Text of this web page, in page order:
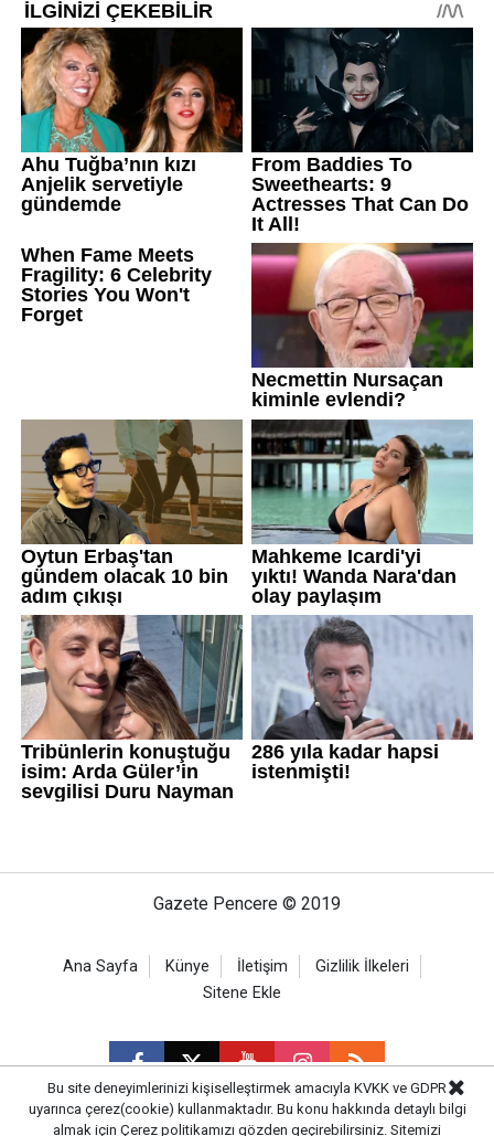
Gazete Pencere © 2019
Ana Sayfa Künye İletişim
Gizlilik İlkeleri
Sitene Ekle
Bu site deneyimlerinizi kişiselleştirmek amacıyla KVKK ve GDPR
uyarınca çerez(cookie) kullanmaktadır. Bu konu hakkında detaylı bilgi
almak için Çerez politikamızı gözden geçirebilirsiniz. Sitemizi